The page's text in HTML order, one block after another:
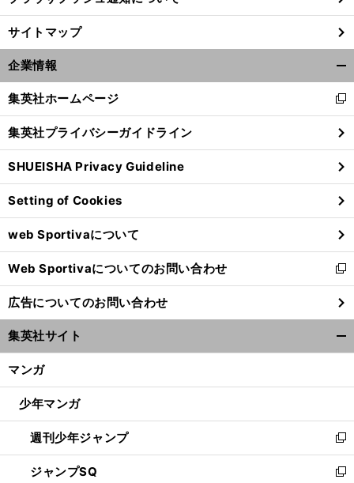
サイトマップ
企業情報
閉
る
集英社ホームページ
新
し
い
ウ
ィ
ン
ド
ウ
で
開
く
集英社プライバシーガイドライン
SHUEISHA Privacy Guideline
Setting of Cookies
web Sportivaについて
Web Sportivaについてのお問い合わせ
新
し
い
ウ
ィ
ン
ウ
開
く
広告についてのお問い合わせ
集英社サイト
マンガ
少年マンガ
週刊少年ジャンプ
新
し
い
ジャンプSQ
新